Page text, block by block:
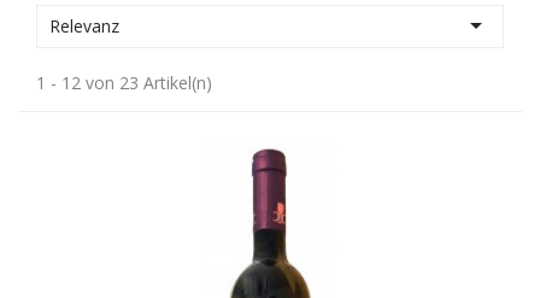
Relevanz 
1 - 12 von 23 Artikel(n)